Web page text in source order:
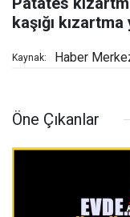
kaşığı
Kaynak: Haber
Öne Çıkanlar